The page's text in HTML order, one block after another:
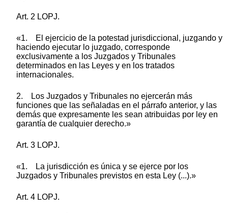
Art. 2 LOPJ.
«1. El ejercicio de la potestad jurisdiccional, juzgando y
haciendo ejecutar lo juzgado, corresponde
exclusivamente a los Juzgados y Tribunales
determinados en las Leyes y en los tratados
internacionales.
2. Los Juzgados y Tribunales no ejercerán más
funciones que las señaladas en el párrafo anterior, y las
demás que expresamente les sean atribuidas por ley en
garantía de cualquier derecho.»
Art. 3 LOPJ.
«1. La jurisdicción es única y se ejerce por los
Juzgados y Tribunales previstos en esta Ley (...).»
Art. 4 LOPJ.